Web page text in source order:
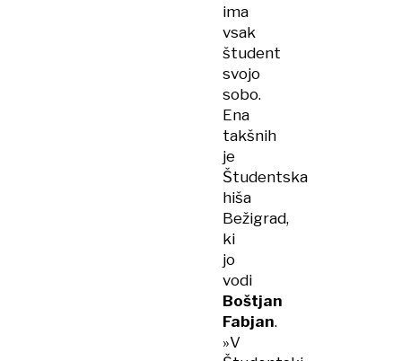
ima
vsak
študent
svojo
sobo.
Ena
takšnih
je
Študentska
hiša
Bežigrad,
ki
jo
vodi
Boštjan
Fabjan.
»V